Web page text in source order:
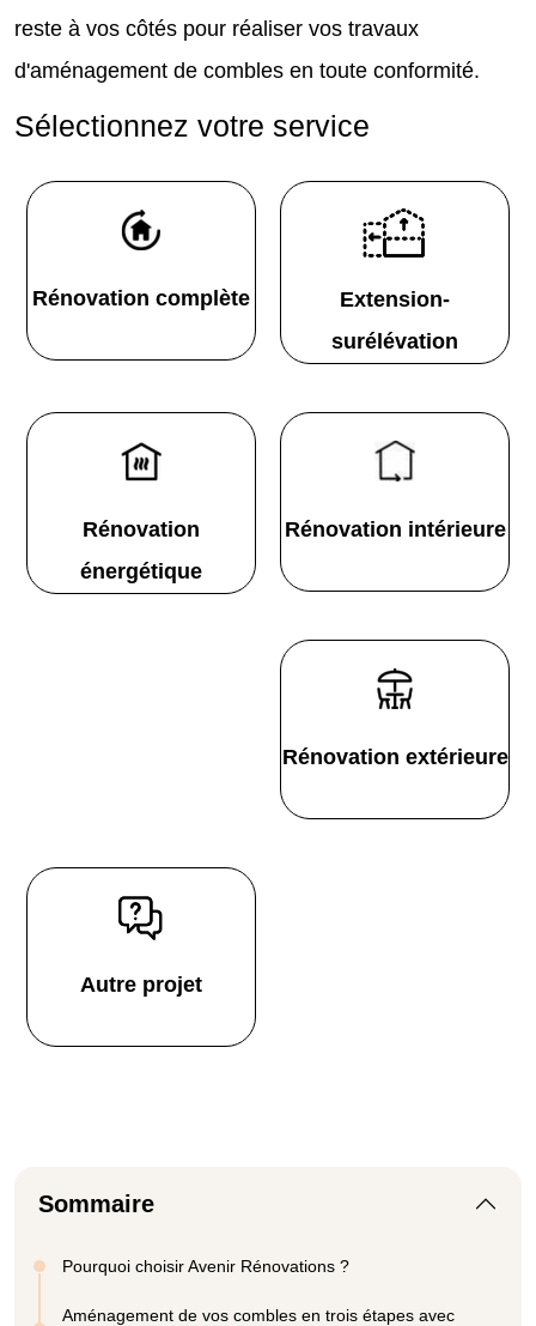
reste à vos côtés pour réaliser vos travaux
d'aménagement de combles en toute conformité.
Sélectionnez votre service
Rénovation complète
Extension-
surélévation
Rénovation
énergétique
Rénovation intérieure
Rénovation extérieure
Autre projet
Sommaire
Pourquoi choisir Avenir Rénovations ?
Aménagement de vos combles en trois étapes avec